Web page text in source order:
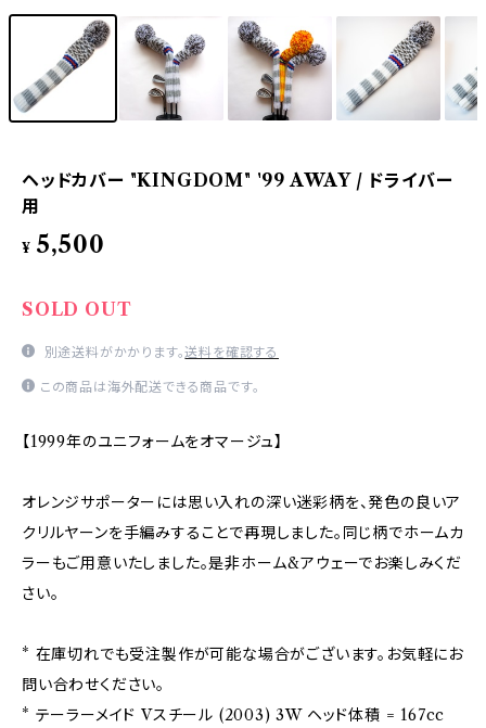
ヘッドカバー "KINGDOM" '99 AWAY / ドライバー
用
¥ 5,500
SOLD OUT
別途送料がかかります。送料を確認する
この商品は海外配送できる商品です。
【1999年のユニフォームをオマージュ】
オレンジサポーターには思い入れの深い迷彩柄を、発色の良いア
クリルヤーンを手編みすることで再現しました。同じ柄でホームカ
ラーもご用意いたしました。是非ホーム&アウェーでお楽しみくだ
さい。
* 在庫切れでも受注製作が可能な場合がございます。お気軽にお
問い合わせください。
* テーラーメイド Vスチール (2003) 3W ヘッド体積 = 167cc